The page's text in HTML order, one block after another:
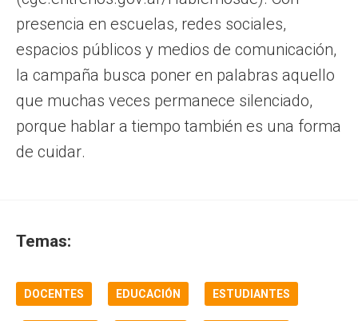
presencia en escuelas, redes sociales,
espacios públicos y medios de comunicación,
la campaña busca poner en palabras aquello
que muchas veces permanece silenciado,
porque hablar a tiempo también es una forma
de cuidar.
Temas:
DOCENTES EDUCACIÓN ESTUDIANTES